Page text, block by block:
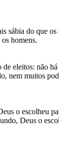
sábia do que os
homens.
eleitos: não
nem muitos
o escolheu
Deus o